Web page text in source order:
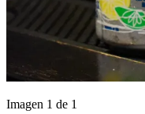
Imagen 1 de 1